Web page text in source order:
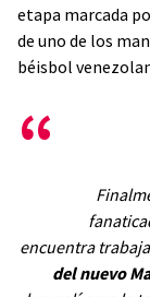
etapa marcada
de uno de los
béisbol
encuentra
del nuevo